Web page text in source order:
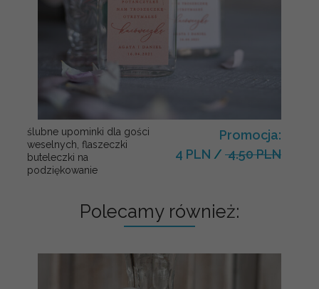
ślubne upominki dla gości
weselnych, flaszeczki
buteleczki na
podziękowanie
Promocja:
4 PLN / 4.50 PLN
Polecamy również: